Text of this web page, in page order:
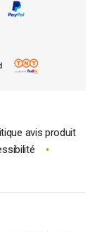
avis produit
•